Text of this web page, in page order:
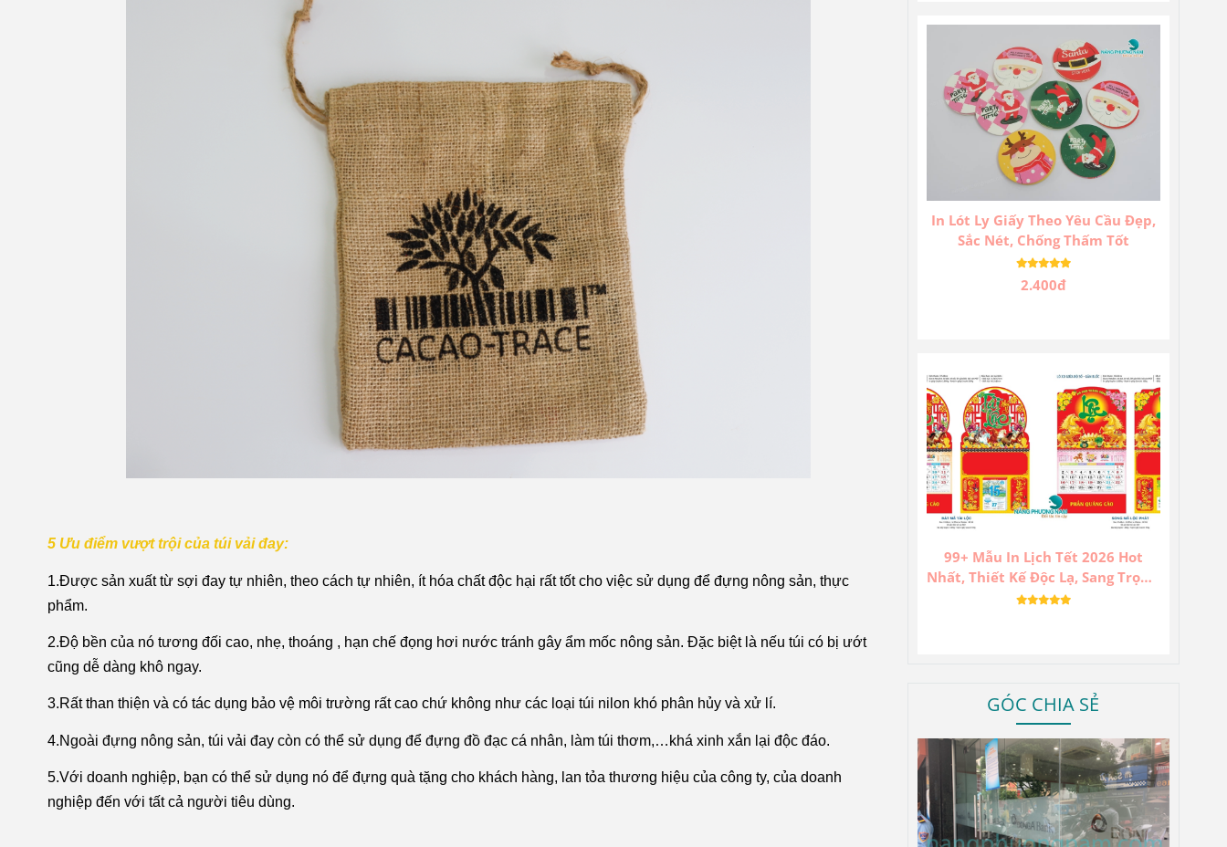
5 Ưu điểm vượt trội của túi vải đay:
1.Được sản xuất từ sợi đay tự nhiên, theo cách tự nhiên, ít hóa chất độc hại rất tốt cho việc sử dụng để đựng nông sản, thực
phẩm.
2.Độ bền của nó tương đối cao, nhẹ, thoáng , hạn chế đọng hơi nước tránh gây ẩm mốc nông sản. Đặc biệt là nếu túi có bị ướt
cũng dễ dàng khô ngay.
3.Rất than thiện và có tác dụng bảo vệ môi trường rất cao chứ không như các loại túi nilon khó phân hủy và xử lí.
4.Ngoài đựng nông sản, túi vải đay còn có thể sử dụng để đựng đồ đạc cá nhân, làm túi thơm,…khá xinh xắn lại độc đáo.
5.Với doanh nghiệp, bạn có thể sử dụng nó để đựng quà tặng cho khách hàng, lan tỏa thương hiệu của công ty, của doanh
nghiệp đến với tất cả người tiêu dùng.
In Lót Ly Giấy Theo Yêu Cầu Đẹp,
Sắc Nét, Chống Thấm Tốt
2.400đ
99+ Mẫu In Lịch Tết 2026 Hot
Nhất, Thiết Kế Độc Lạ, Sang Trọng,
Ấn Tượng.
GÓC CHIA SẺ